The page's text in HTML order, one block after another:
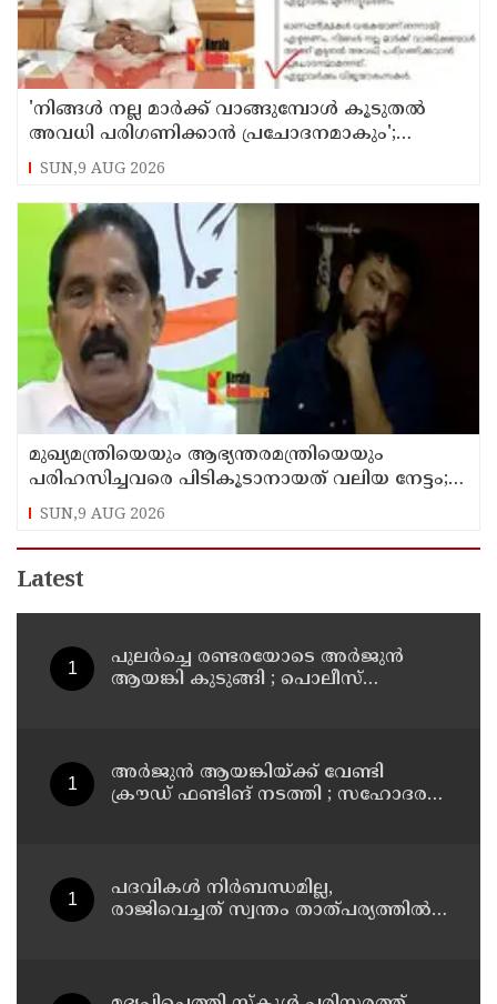
'നിങ്ങള്‍ നല്ല മാര്‍ക്ക് വാങ്ങുമ്പോള്‍ കൂടുതല്‍
അവധി പരിഗണിക്കാന്‍ പ്രചോദനമാകും';
കാസര്‍കോട് കളക്ടറുടെ പോസ്റ്റ് വൈറല്‍
SUN,9 AUG 2026
മുഖ്യമന്ത്രിയെയും ആഭ്യന്തരമന്ത്രിയെയും
പരിഹസിച്ചവരെ പിടികൂടാനായത് വലിയ നേട്ടം;
കണ്ണൂര്‍ ഡിസിസി പ്രസിഡന്റ്
SUN,9 AUG 2026
Latest
പുലര്‍ച്ചെ രണ്ടരയോടെ അര്‍ജുന്‍
ആയങ്കി കുടുങ്ങി ; പൊലീസ്
അര്‍ജുന്‍ ആയങ്കിയ്ക്ക് വേണ്ടി
ക്രൗഡ് ഫണ്ടിങ് നടത്തി ; സഹോദരന്‍
പദവികള്‍ നിര്‍ബന്ധമില്ല,
രാജിവെച്ചത് സ്വന്തം താത്പര്യത്തില്‍;